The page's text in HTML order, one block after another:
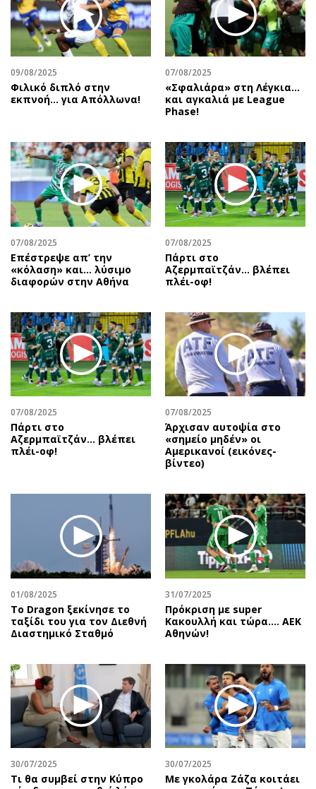
Εικαστικά
Βιβλίο
Χειρόγραφα
Προσφορές
Προσωπικότητες στην ''Κ''
Επιστολές
09/08/2025
Φιλικό διπλό στην
εκπνοή… για Απόλλωνα!
07/08/2025
«Σφαλιάρα» στη Λέγκια…
και αγκαλιά με League
Phase!
07/08/2025
Επέστρεψε απ’ την
«κόλαση» και… λύσιμο
διαφορών στην Αθήνα
07/08/2025
Πάρτι στο
Αζερμπαϊτζάν… βλέπει
πλέι-οφ!
07/08/2025
Πάρτι στο
Αζερμπαϊτζάν… βλέπει
πλέι-οφ!
07/08/2025
Άρχισαν αυτοψία στο
«σημείο μηδέν» οι
Αμερικανοί (εικόνες-
βίντεο)
01/08/2025
Το Dragon ξεκίνησε το
ταξίδι του για τον Διεθνή
Διαστημικό Σταθμό
31/07/2025
Πρόκριση με super
Κακουλλή και τώρα.... ΑΕΚ
Αθηνών!
30/07/2025
Τι θα συμβεί στην Κύπρο
30/07/2025
Με γκολάρα Ζάζα κοιτάει